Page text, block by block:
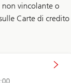
non vincolante o
Carte di credito